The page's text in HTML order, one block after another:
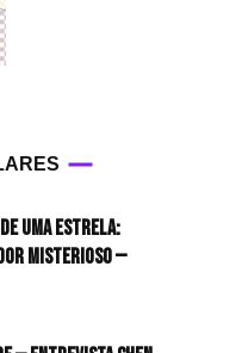
uma estrela:
misterioso —